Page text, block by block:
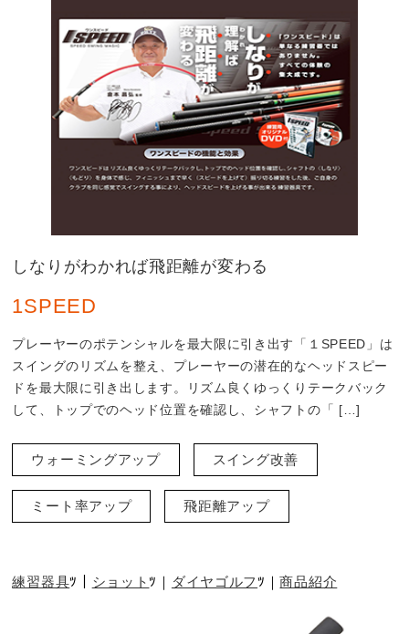
しなりがわかれば飛距離が変わる
1SPEED
プレーヤーのポテンシャルを最大限に引き出す「１SPEED」は
スイングのリズムを整え、プレーヤーの潜在的なヘッドスピー
ドを最大限に引き出します。リズム良くゆっくりテークバック
して、トップでのヘッド位置を確認し、シャフトの「 […]
ウォーミングアップ スイング改善
ミート率アップ 飛距離アップ
練習器具 ショット ダイヤゴルフ 商品紹介